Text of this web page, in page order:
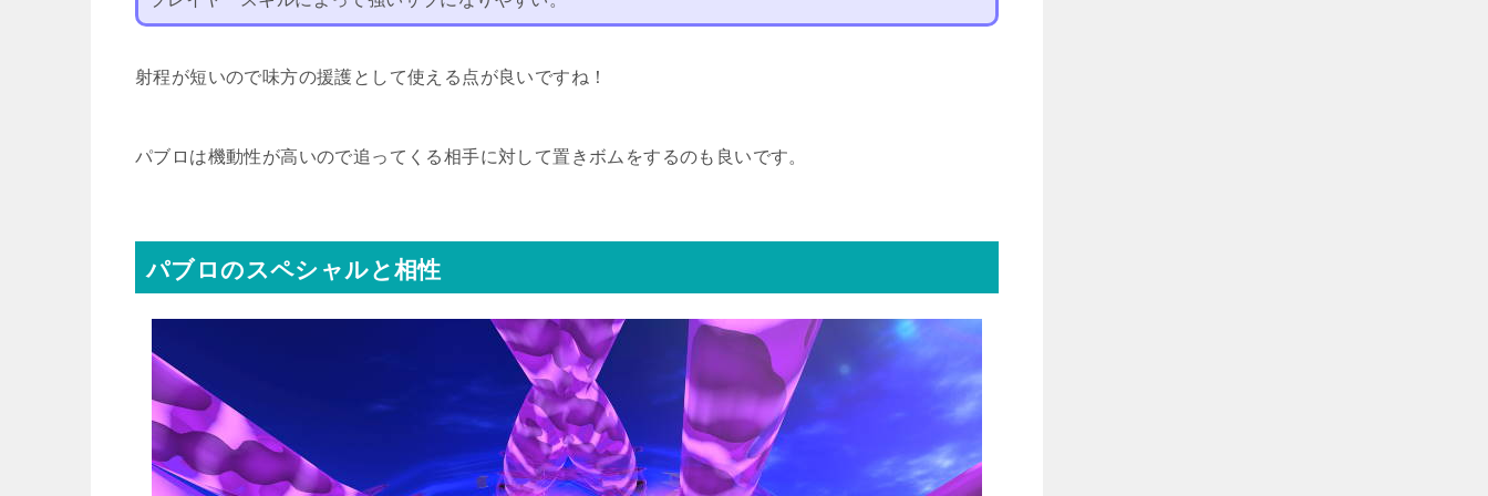
射程が短いので味方の援護として使える点が良いですね！
パブロは機動性が高いので追ってくる相手に対して置きボムをするのも良いです。
パブロのスペシャルと相性